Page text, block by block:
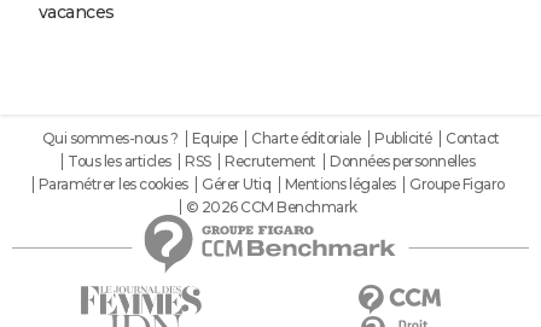
vacances
Qui sommes-nous ? Equipe Charte éditoriale Publicité
Contact
Tous les articles
RSS Recrutement
Données personnelles
Paramétrer les cookies
Gérer Utiq Mentions légales
Groupe Figaro
© 2026 CCM Benchmark